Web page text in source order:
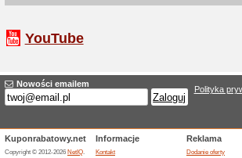
9design
100% działało
Wybierz coś dla